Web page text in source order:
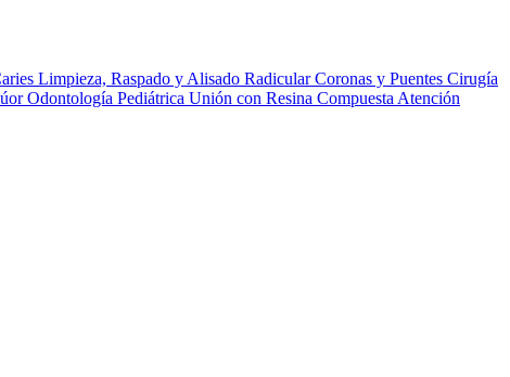
Limpieza, Raspado y Alisado RadicularCoronas y Puentes Cirugía
Odontología Pediátrica Unión con Resina Compuesta Atención